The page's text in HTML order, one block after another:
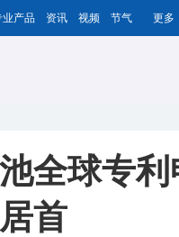
业产品 资讯 视频 节气 更多
全球专
首